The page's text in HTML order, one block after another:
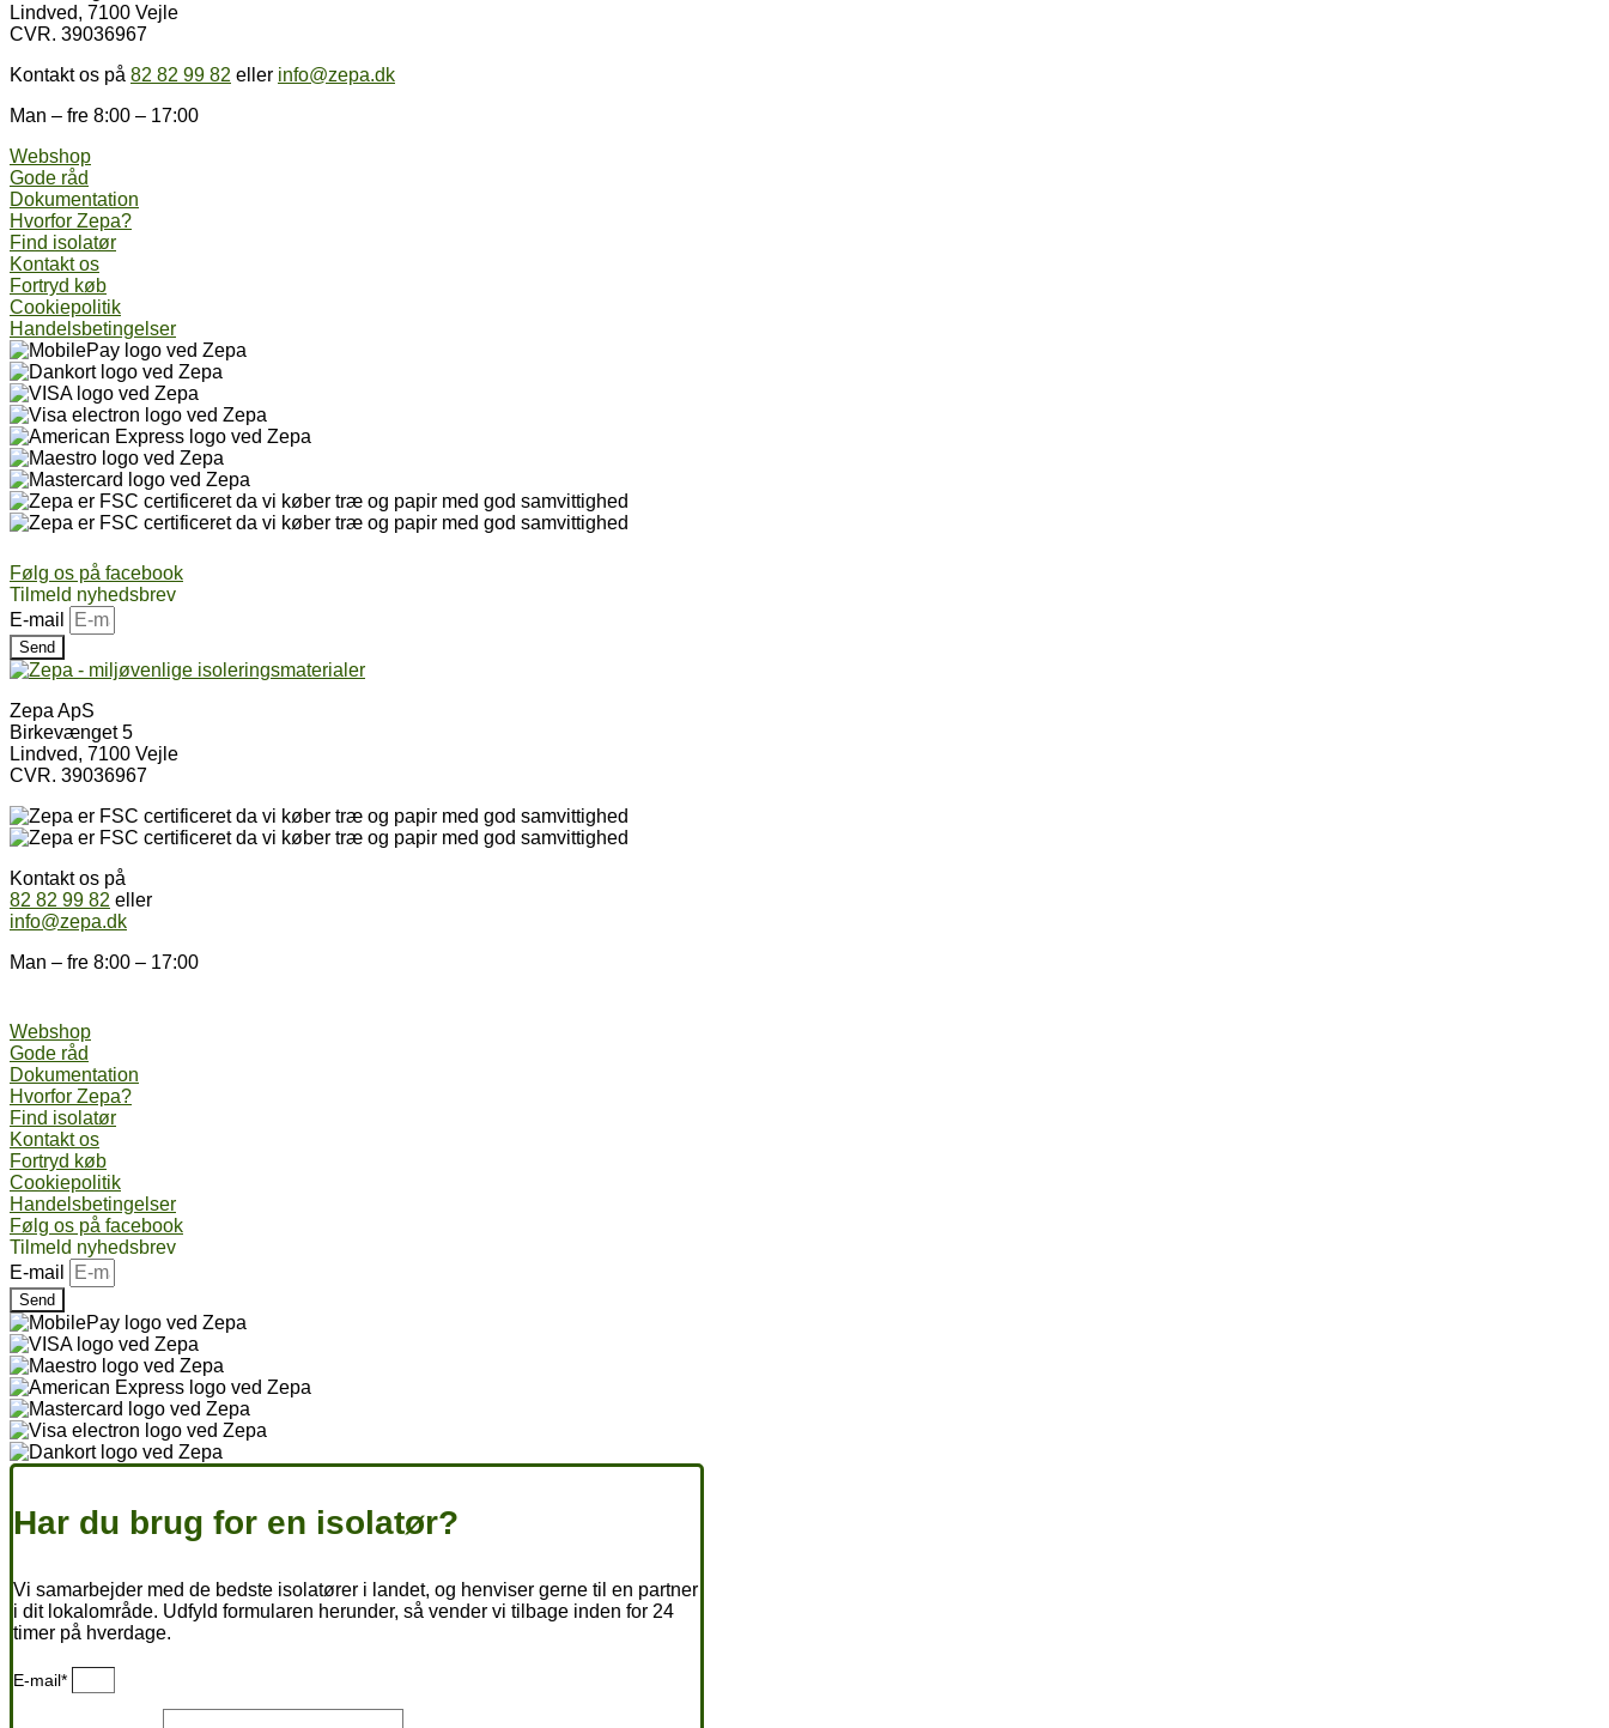
Lindved, 7100 Vejle
CVR. 39036967
Kontakt os på 82 82 99 82 eller info@zepa.dk
Man – fre 8:00 – 17:00
Webshop
Gode råd
Dokumentation
Hvorfor Zepa?
Find isolatør
Kontakt os
Fortryd køb
Cookiepolitik
Handelsbetingelser
Følg os på facebook
Tilmeld nyhedsbrev
E-mail
Send
Zepa ApS
Birkevænget 5
Lindved, 7100 Vejle
CVR. 39036967
Kontakt os på
82 82 99 82 eller
info@zepa.dk
Man – fre 8:00 – 17:00
Webshop
Gode råd
Dokumentation
Hvorfor Zepa?
Find isolatør
Kontakt os
Fortryd køb
Cookiepolitik
Handelsbetingelser
Følg os på facebook
Tilmeld nyhedsbrev
E-mail
Send
Har du brug for en isolatør?
Vi samarbejder med de bedste isolatører i landet, og henviser gerne til en partner
i dit lokalområde. Udfyld formularen herunder, så vender vi tilbage inden for 24
timer på hverdage.
E-mail*